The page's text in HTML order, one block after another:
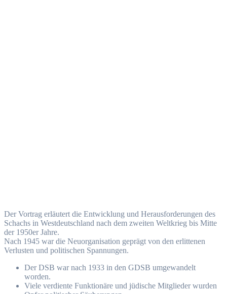
Der Vortrag erläutert die Entwicklung und Herausforderungen des
Schachs in Westdeutschland nach dem zweiten Weltkrieg bis Mitte
der 1950er Jahre.
Nach 1945 war die Neuorganisation geprägt von den erlittenen
Verlusten und politischen Spannungen.
Der DSB war nach 1933 in den GDSB umgewandelt
worden.
Viele verdiente Funktionäre und jüdische Mitglieder wurden